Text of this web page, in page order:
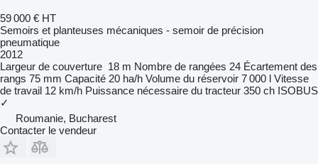
59 000 € HT
Semoirs et planteuses mécaniques - semoir de précision
pneumatique
2012
Largeur de couverture 18 m Nombre de rangées 24 Écartement des
rangs 75 mm Capacité 20 ha/h Volume du réservoir 7 000 l Vitesse
de travail 12 km/h Puissance nécessaire du tracteur 350 ch ISOBUS
✓
Roumanie, Bucharest
Contacter le vendeur